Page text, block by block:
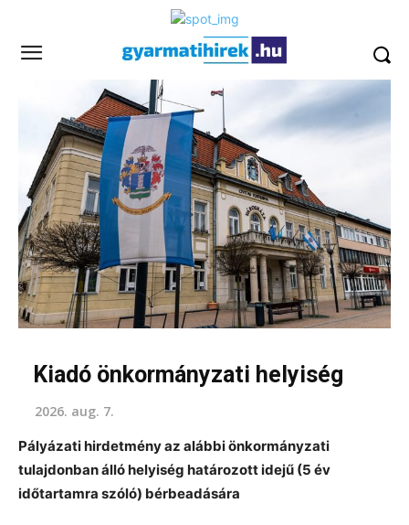
Kiadó önkormányzati helyiség
2026. aug. 7.
Pályázati hirdetmény az alábbi önkormányzati
tulajdonban álló helyiség határozott idejű (5 év
időtartamra szóló) bérbeadására